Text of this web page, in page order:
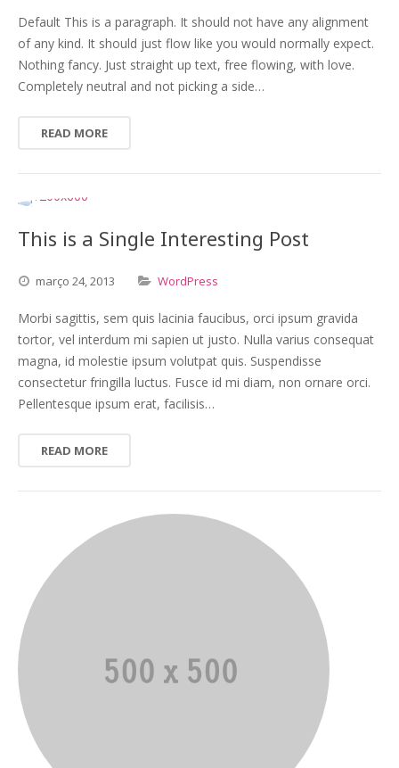
Default This is a paragraph. It should not have any alignment
of any kind. It should just flow like you would normally expect.
Nothing fancy. Just straight up text, free flowing, with love.
Completely neutral and not picking a side…
READ MORE
This is a Single Interesting Post
março 24,2013 WordPress
Morbi sagittis, sem quis lacinia faucibus, orci ipsum gravida
tortor, vel interdum mi sapien ut justo. Nulla varius consequat
magna, id molestie ipsum volutpat quis. Suspendisse
consectetur fringilla luctus. Fusce id mi diam, non ornare orci.
Pellentesque ipsum erat, facilisis…
READ MORE